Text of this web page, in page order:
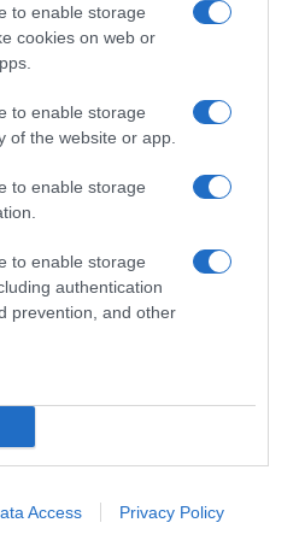
to enable storage
cookies on web or
to enable storage
of the website or app.
to enable storage
to enable storage
authentication
prevention, and other
Access Privacy Policy
μας
αυθεντικές ιστορίες,
καλοκαίρι και ένας
ΣΟΥ →